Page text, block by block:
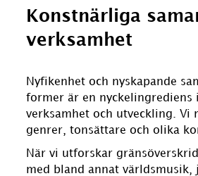
Konstnärliga
verksamhet
Nyfikenhet och nyskapande
former är en nyckelingrediens i
verksamhet och utveckling. Vi
genrer, tonsättare och olika
När vi utforskar
med bland annat världsmusik,